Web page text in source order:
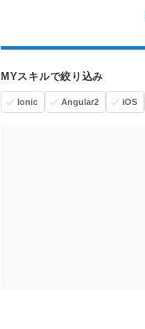
MYスキルで絞り込み
Ionic Angular2 iOS